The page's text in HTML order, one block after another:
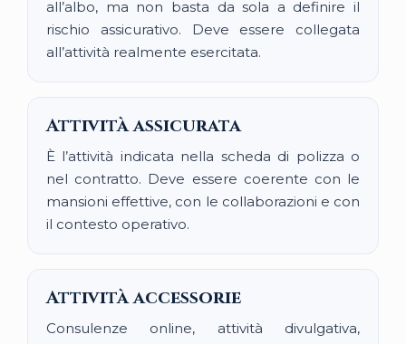
all’albo, ma non basta da sola a definire il
rischio assicurativo. Deve essere collegata
all’attività realmente esercitata.
Attività assicurata
È l’attività indicata nella scheda di polizza o
nel contratto. Deve essere coerente con le
mansioni effettive, con le collaborazioni e con
il contesto operativo.
Attività accessorie
Consulenze online, attività divulgativa,